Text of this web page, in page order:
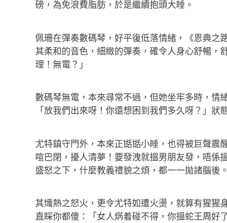
磅，為免浪費脂肪，於是繼續抱頭大睡。
佩珊在彈奏數碼琴，好平復低落情緒，《恩典
其柔和的音色，細緻的彈奏，確令人身心舒暢
理！無電？」
數碼琴無電，本來尋常不過，但她坐牢多時，情
「放我們出來呀！你還想困到我們多久呀？」
尤特鎮守門外，本來正甛甛小睡，也得被巨聲
喧巴閉，擾人清夢！要發洩就搵男朋友發，唔係
盛怒之下，什麼教義禮貌之煩，都一一拋諸腦後。
其熾熱之怒火，更令尤特如遭火燙，就算有猩
直睬你都傻：「女人焫着碰不得，你搵蛇王周